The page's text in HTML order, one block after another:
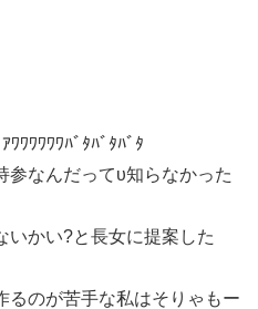
ﾜﾜﾜﾜﾜﾊﾞﾀﾊﾞﾀﾊﾞﾀ
参なんだってυ知らなかった
いかい?と長女に提案した
るのが苦手な私はそりゃもー